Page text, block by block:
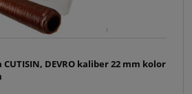
DEVRO kaliber 22 mm kolor